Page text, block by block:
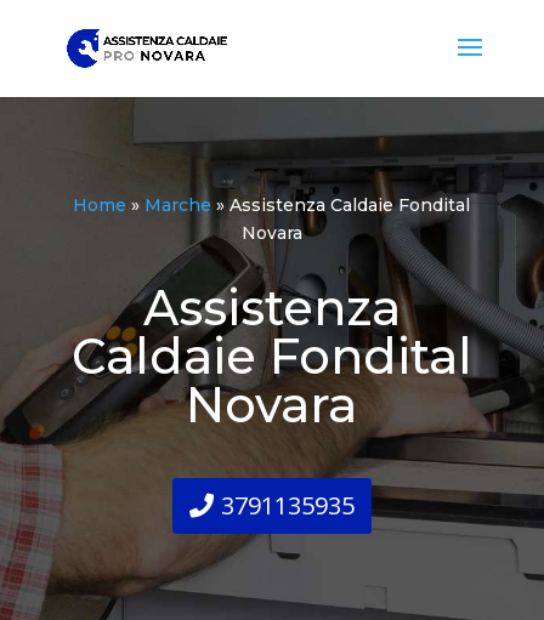
Home » Marche »Assistenza Caldaie Fondital
Novara
Assistenza
Caldaie Fondital
Novara
3791135935